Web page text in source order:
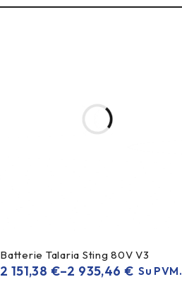
Batterie Talaria Sting 80V V3
2 151,38 €–2 935,46€ Su PVM.